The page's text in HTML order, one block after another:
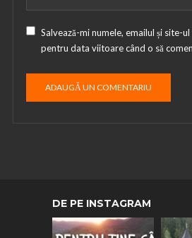
Salvează-mi numele, emailul și site-
pentru data viitoare când o să
DE PE INSTAGRAM